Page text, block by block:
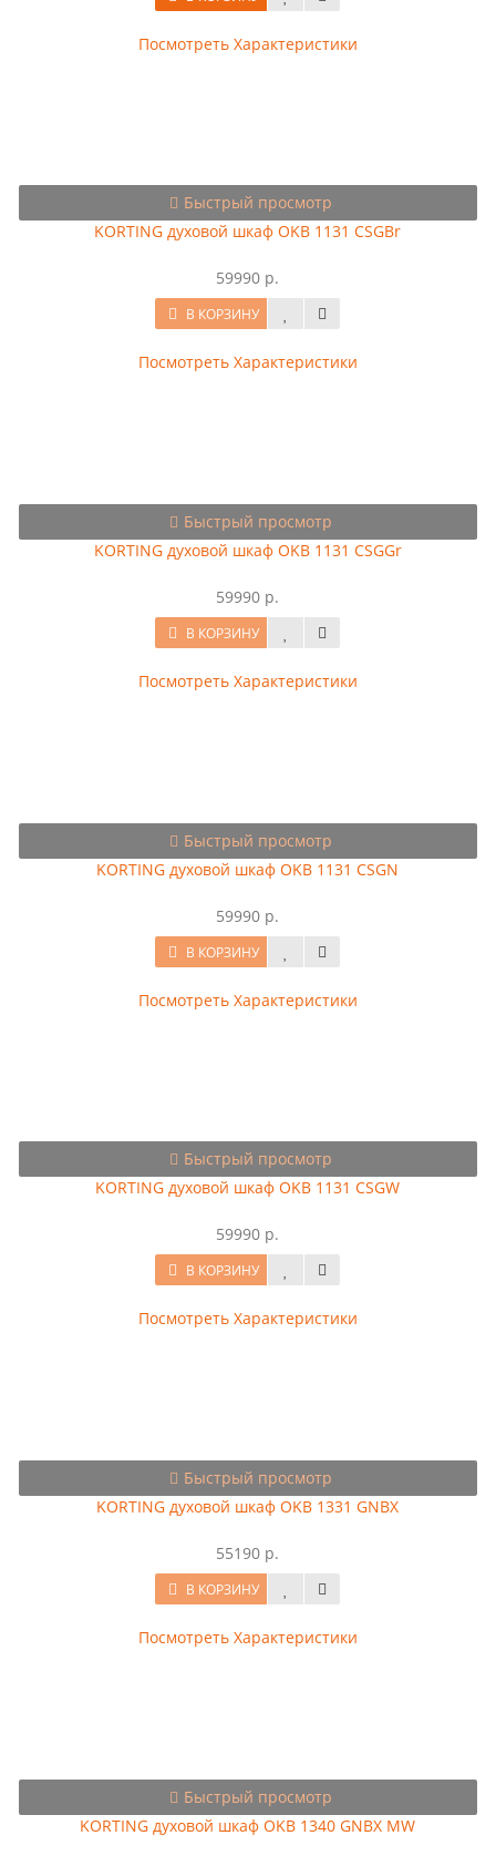
Посмотреть Характеристики
Быстрый просмотр
KORTING духовой шкаф OKB 1131 CSGBr
59990 р.
В КОРЗИНУ
Посмотреть Характеристики
Быстрый просмотр
KORTING духовой шкаф OKB 1131 CSGGr
59990 р.
В КОРЗИНУ
Посмотреть Характеристики
Быстрый просмотр
KORTING духовой шкаф OKB 1131 CSGN
59990 р.
В КОРЗИНУ
Посмотреть Характеристики
Быстрый просмотр
KORTING духовой шкаф OKB 1131 CSGW
59990 р.
В КОРЗИНУ
Посмотреть Характеристики
Быстрый просмотр
KORTING духовой шкаф OKB 1331 GNBX
55190 р.
В КОРЗИНУ
Посмотреть Характеристики
Быстрый просмотр
KORTING духовой шкаф OKB 1340 GNBX MW